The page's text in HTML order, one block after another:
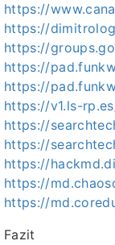
https://
https://
https://
https://
https://
https://v1.ls-
https://
https://
https://
https://
https://
Fazit